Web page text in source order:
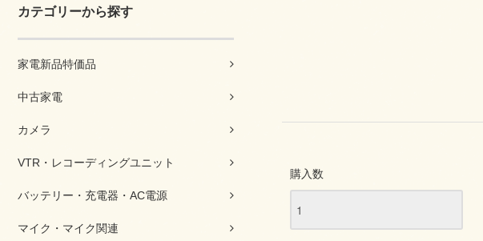
カテゴリーから探す
家電新品特価品
中古家電
カメラ
VTR・レコーディングユニット
バッテリー・充電器・AC電源
マイク・マイク関連
購入数